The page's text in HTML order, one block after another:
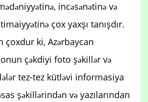
incəsənətinə və
çox yaxşı tanışdır.
çoxdur ki, Azərbaycan
çəkdiyi foto şəkillər və
tez-tez kütləvi informasiya
şəkillərindən və yazılarından